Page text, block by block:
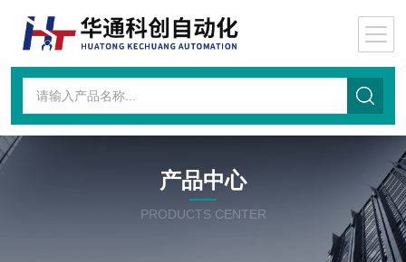
产品中心
PRODUCTS CENTER